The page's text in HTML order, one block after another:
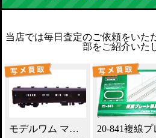
当店では毎日査定のご依頼をいた
部をご紹介いた
モデルワム マニ60 1/87 買取！